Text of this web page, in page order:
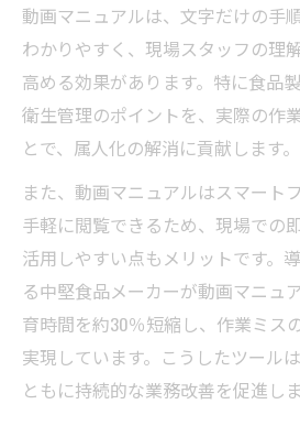
動画マニュアルは、文字だけの手
わかりやすく、現場スタッフの理
高める効果があります。特に食品
衛生管理のポイントを、実際の作
とで、属人化の解消に貢献します。
また、動画マニュアルはスマート
手軽に閲覧できるため、現場での
活用しやすい点もメリットです。
る中堅食品メーカーが動画マニュ
育時間を約30％短縮し、作業ミス
実現しています。こうしたツール
ともに持続的な業務改善を促進しま